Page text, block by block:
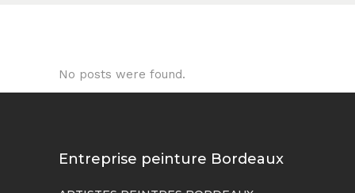
No posts were found.
Entreprise peinture Bordeaux